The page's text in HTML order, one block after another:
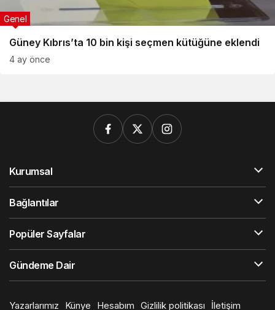
Güney Kıbrıs’ta 10 bin kişi seçmen kütüğüne eklendi
Genel
4 ay önce
Kurumsal
Bağlantılar
Popüler Sayfalar
Gündeme Dair
Yazarlarımız Künye Hesabım Gizlilik politikası İletişim